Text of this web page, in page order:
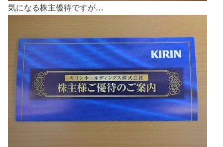
気になる株主優待ですが…